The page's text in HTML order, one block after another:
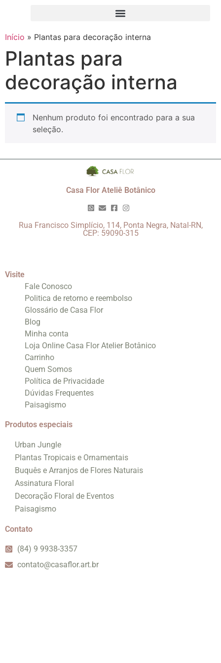
Início » Plantas para decoração interna
Plantas para
decoração interna
Nenhum produto foi encontrado para a sua
seleção.
Casa Flor Ateliê Botânico
Rua Francisco Simplício, 114, Ponta Negra, Natal-RN,
CEP: 59090-315
Visite
Fale Conosco
Politica de retorno e reembolso
Glossário de Casa Flor
Blog
Minha conta
Loja Online Casa Flor Atelier Botânico
Carrinho
Quem Somos
Política de Privacidade
Dúvidas Frequentes
Paisagismo
Produtos especiais
Urban Jungle
Plantas Tropicais e Ornamentais
Buquês e Arranjos de Flores Naturais
Assinatura Floral
Decoração Floral de Eventos
Paisagismo
Contato
(84) 9 9938-3357
contato@casaflor.art.br